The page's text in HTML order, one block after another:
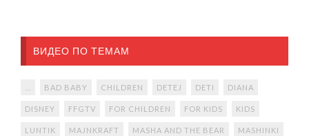
ВИДЕО ПО ТЕМАМ
BAD BABY CHILDREN DETEJ DETI DIANA
DISNEY FFGTV FOR CHILDREN FOR KIDS KIDS
LUNTIK MAJNKRAFT MASHA AND THE BEAR MASHINKI